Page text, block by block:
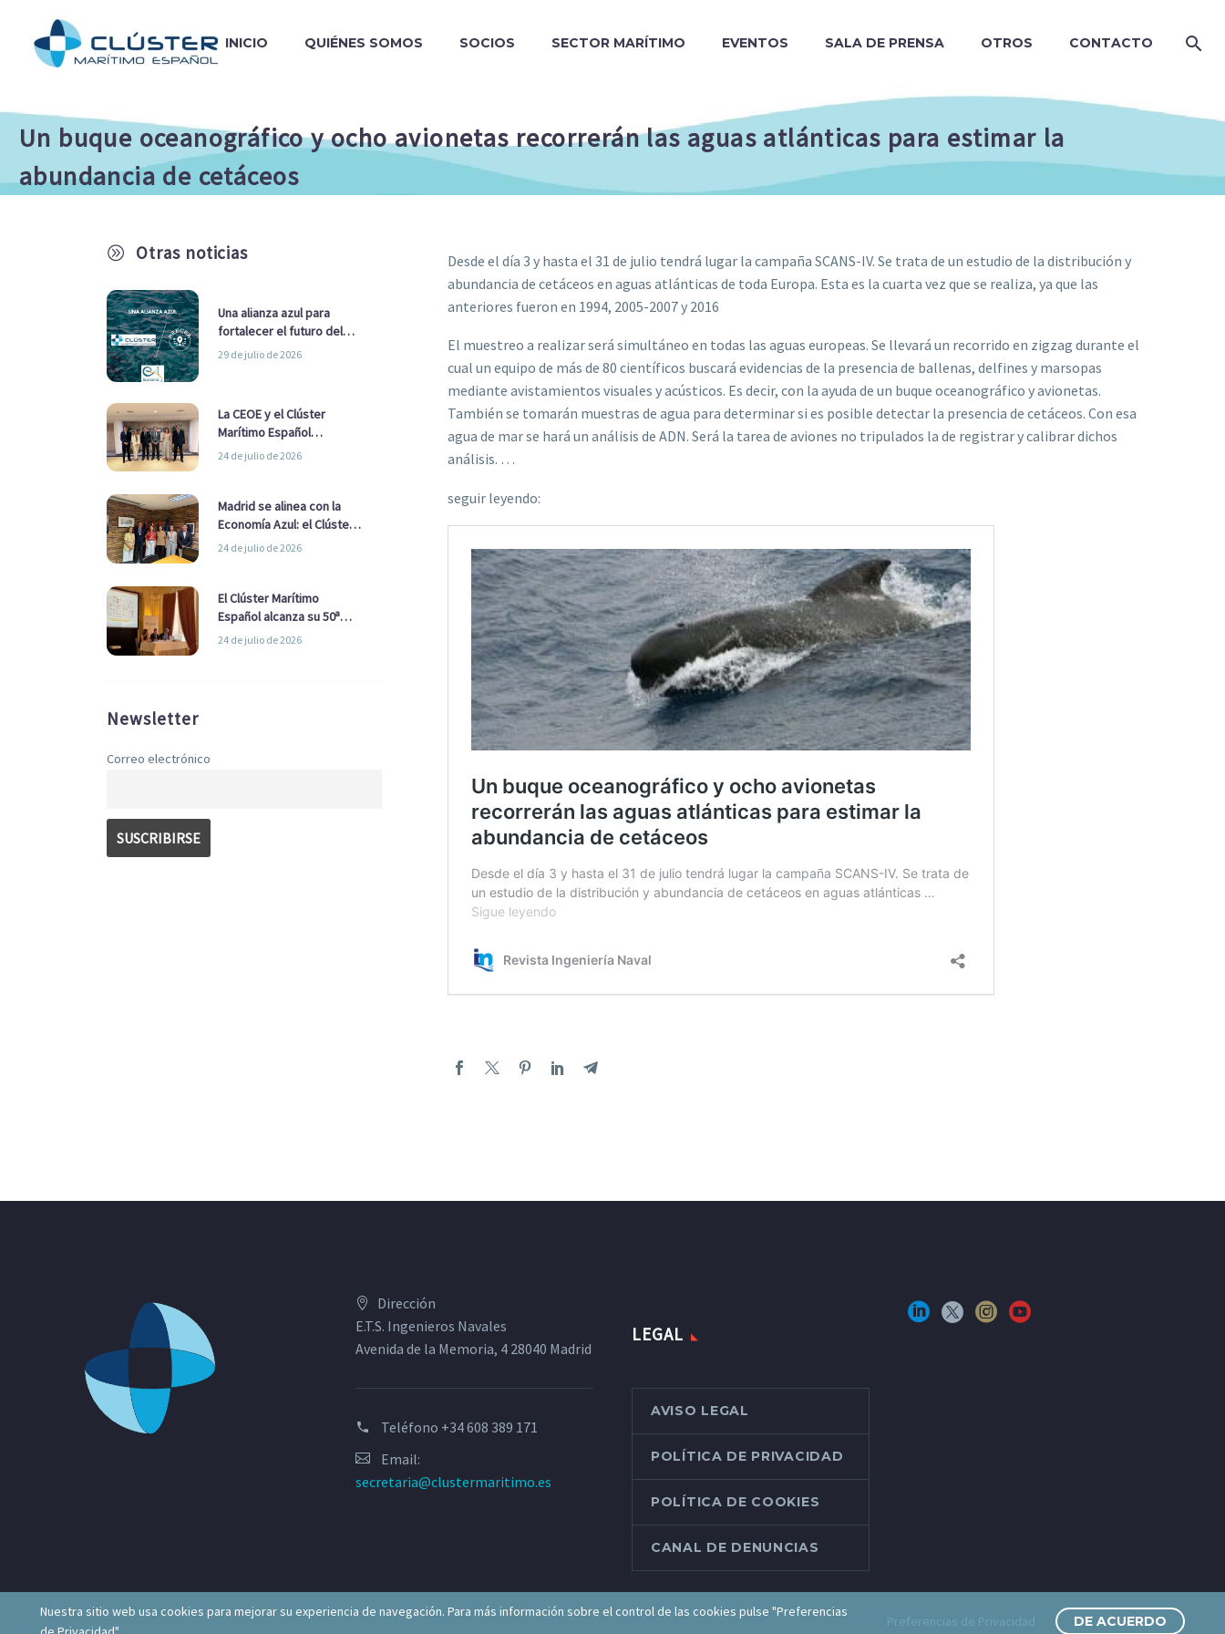
INICIO QUIÉNES SOMOS SOCIOS SECTOR MARÍTIMO EVENTOS SALA DE PRENSA OTROS CONTACTO
Un buque oceanográfico y ocho avionetas recorrerán las aguas atlánticas para estimar la
abundancia de cetáceos
A Otras noticias
Una alianza azul para
fortalecer el futuro del
sector marítimo
29 de julio de 2026
La CEOE y el Clúster
Marítimo Español
refuerzan su alianza para
24 de julio de 2026
Madrid se alinea con la
Economía Azul: el Clúster
Marítimo Español y la Real
Ayuntamiento
24 de julio de 2026
El Clúster Marítimo
Español alcanza su 50ª
Asamblea reafirmando su
24 de julio de 2026
Newsletter
Correo electrónico
Desde el día 3 y hasta el 31 de julio tendrá lugar la campaña SCANS-IV. Se trata de un estudio de la distribución y
abundancia de cetáceos en aguas atlánticas de toda Europa. Esta es la cuarta vez que se realiza, ya que las
anteriores fueron en 1994, 2005-2007 y 2016
El muestreo a realizar será simultáneo en todas las aguas europeas. Se llevará un recorrido en zigzag durante el
cual un equipo de más de 80 científicos buscará evidencias de la presencia de ballenas, delfines y marsopas
mediante avistamientos visuales y acústicos. Es decir, con la ayuda de un buque oceanográfico y avionetas.
También se tomarán muestras de agua para determinar si es posible detectar la presencia de cetáceos. Con esa
agua de mar se hará un análisis de ADN. Será la tarea de aviones no tripulados la de registrar y calibrar dichos
análisis. …
seguir leyendo:
Dirección
E.T.S. Ingenieros Navales
Avenida de la Memoria, 4 28040 Madrid
Teléfono +34 608 389 171
Email:
secretaria@clustermaritimo.es
LEGAL
AVISO LEGAL
POLÍTICA DE PRIVACIDAD
POLÍTICA DE COOKIES
CANAL DE DENUNCIAS
Nuestra sitio web usa cookies para mejorar su experiencia de navegación. Para más información sobre el control de las cookies pulse "Preferencias
Preferencias de Privacidad DE ACUERDO